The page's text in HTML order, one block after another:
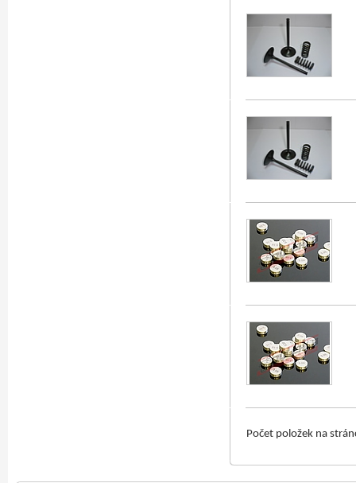
Počet položek na